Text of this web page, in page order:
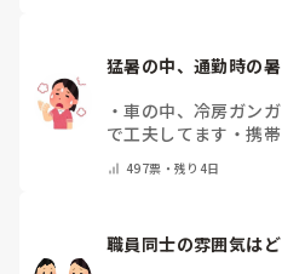
猛暑の中、通勤時の
・車の中、冷房ガン
で工夫してます ・携
ん ・その他（コメン
497票・残り4日
職員同士の雰囲気は